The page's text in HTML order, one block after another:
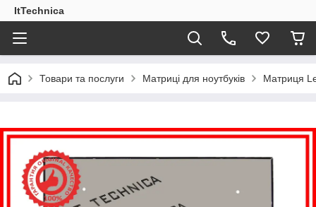
ItTechnica
Товари та послуги Матриці для ноутбуків Матриця